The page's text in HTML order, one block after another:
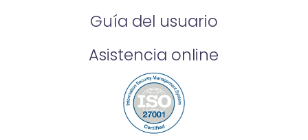
Guía del usuario
Asistencia online